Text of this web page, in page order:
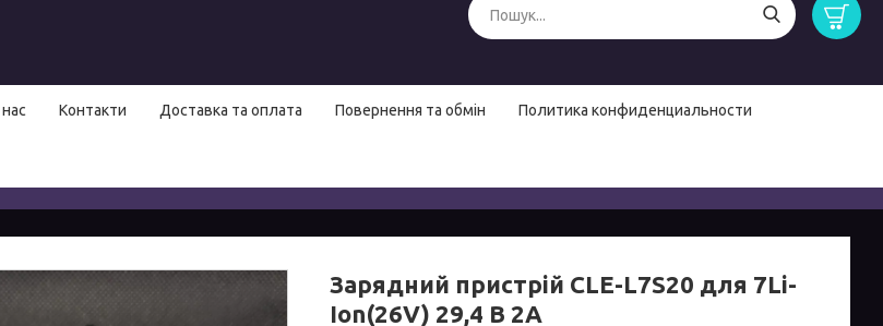
Контакти Доставка та оплата Повернення та обмін Политика конфиденциальности
Зарядний пристрій CLE-L7S20 для 7Li-
Ion(26V) 29,4 В 2A